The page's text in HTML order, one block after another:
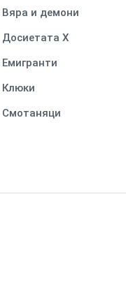
Вяра и демони
Досиетата Х
Емигранти
Клюки
Смотаняци